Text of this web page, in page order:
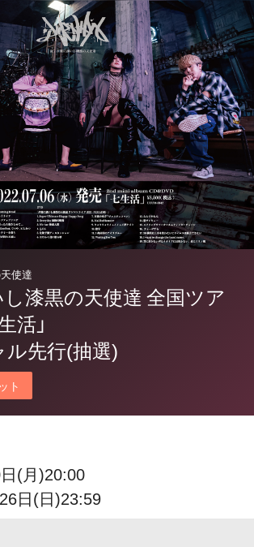
使達
漆黒の天使達 全国ツア
活」
先行(抽選)
ト
(月)20:00
日(日)23:59